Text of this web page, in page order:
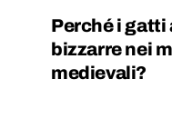
Perché i gatti
bizzarre nei
medievali?